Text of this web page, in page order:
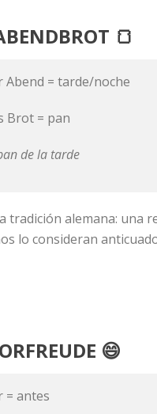
🍞
Abend = tarde/noche
Brot = pan
de la tarde
tradición alemana: una
lo consideran
😄
= antes